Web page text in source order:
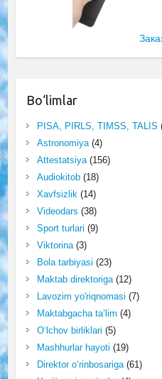
Bo‘limlar
PISA, PIRLS, TIMSS, TALIS
Astronomiya(4)
Attestatsiya(156)
Audiokitob(18)
Xavfsizlik (14)
Videodars (38)
Sport turlari (9)
Viktorina(3)
Bola tarbiyasi (23)
Maktab direktoriga(12)
Lavozim yo'riqnomasi (7)
Maktabgacha ta’lim (4)
O‘lchov birliklari (5)
Mashhurlar hayoti (19)
Direktor o‘rinbosariga(61)